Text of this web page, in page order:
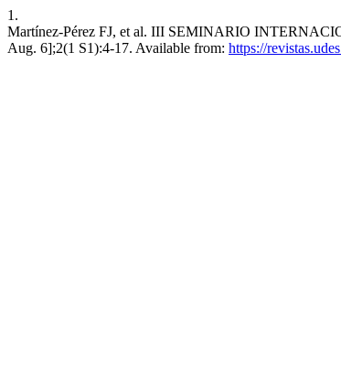
1.
Martínez-Pérez FJ, et al. III SEMINARIO
Aug. 6];2(1 S1):4-17. Available from: https://